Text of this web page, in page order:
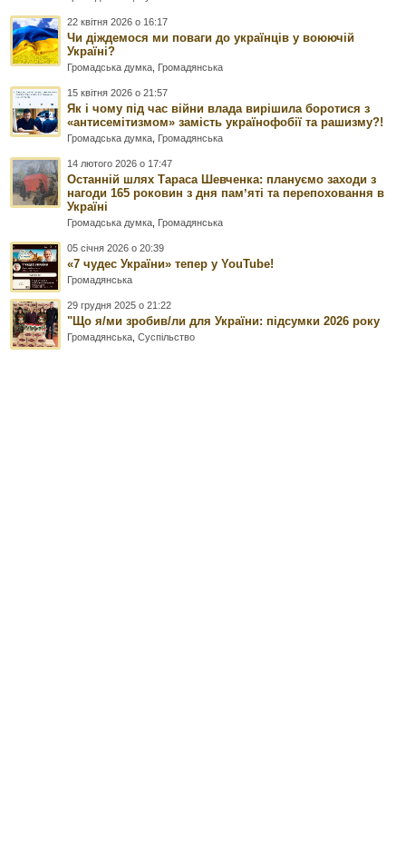
22 квітня 2026 о 16:17
Чи діждемося ми поваги до українців у воюючій
Україні?
Громадська думка Громадянська
15 квітня 2026 о 21:57
Як і чому під час війни влада вирішила боротися з
«антисемітизмом» замість українофобії та рашизму?!
Громадська думка Громадянська
14 лютого 2026 о 17:47
Останній шлях Тараса Шевченка: плануємо заходи з
нагоди 165 роковин з дня памʼяті та перепоховання в
Україні
Громадська думка Громадянська
05 січня 2026 о 20:39
«7 чудес України» тепер у YouTube!
Громадянська
29 грудня 2025 о 21:22
"Що я/ми зробив/ли для України: підсумки 2026 року
Громадянська ,Суспільство